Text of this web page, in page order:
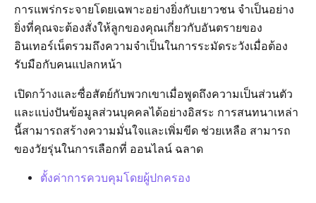
การแพร่กระจายโดยเฉพาะอย่างยิ่งกับเยาวชน จำเป็นอย่าง
ยิ่งที่คุณจะต้องสั่งให้ลูกของคุณเกี่ยวกับอันตรายของ
อินเทอร์เน็ตรวมถึงความจำเป็นในการระมัดระวังเมื่อต้อง
รับมือกับคนแปลกหน้า
เปิดกว้างและซื่อสัตย์กับพวกเขาเมื่อพูดถึงความเป็นส่วนตัว
และแบ่งปันข้อมูลส่วนบุคคลได้อย่างอิสระ การสนทนาเหล่า
นี้สามารถสร้างความมั่นใจและเพิ่มขีด ช่วยเหลือ สามารถ
ของวัยรุ่นในการเลือกที่ ออนไลน์ ฉลาด
ตั้งค่าการควบคุมโดยผู้ปกครอง